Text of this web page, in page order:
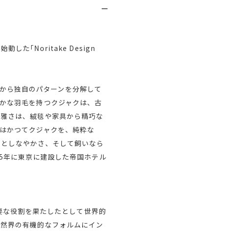
始動した｢Noritake Design
ら独自のパターンを分解して
な羽毛を持つクジャクは、古
さは、絨毯や家具から精巧な
かつてクジャクを、純粋な
しなやかさ、そして飼いなら
に東京に建設した帝国ホテル
役割を果たしたとして世界的
界の有機的なフォルムにイン